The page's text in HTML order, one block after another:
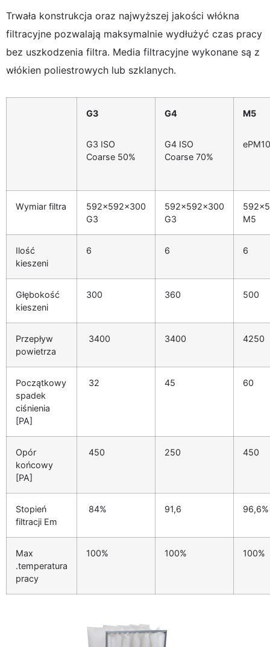
Trwała konstrukcja oraz najwyższej jakości włókna
filtracyjne pozwalają maksymalnie wydłużyć czas pracy
bez uszkodzenia filtra. Media filtracyjne wykonane są z
włókien poliestrowych lub szklanych.
G3
G3 ISO
Coarse 50%
G4
G4 ISO
Coarse 70%
M5
Wymiar filtra
592x592x300
G3
592x592x300
G3
M5
Ilość
kieszeni
6 6 6
Głębokość
kieszeni
300 360 500
Przepływ
powietrza
3400 3400 4250
Początkowy
spadek
ciśnienia
[PA]
32 45 60
Opór
końcowy
[PA]
450 250 450
Stopień
filtracji Em
84% 91,6 96,6%
Max
.temperatura
pracy
100% 100% 100%